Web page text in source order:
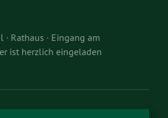
Rathaus · Eingang am
ist herzlich eingeladen